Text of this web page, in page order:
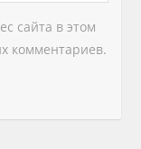
сайта в этом
комментариев.